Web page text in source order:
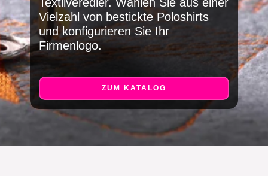
Vielzahl von bestickte Poloshirts
und konfigurieren Sie Ihr
Firmenlogo.
ZUM KATALOG